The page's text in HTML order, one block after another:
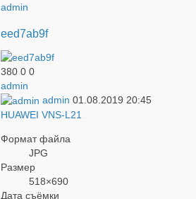
admin
eed7ab9f
380 0 0
admin
admin 01.08.2019 20:45
HUAWEI VNS-L21
Формат файла
JPG
Размер
518×690
Дата съёмки